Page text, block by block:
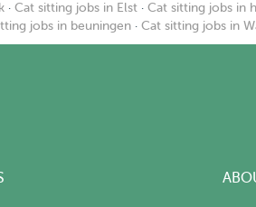
· Cat sitting jobs in Elst · Cat sitting jobs in
jobs in beuningen · Cat sitting jobs in